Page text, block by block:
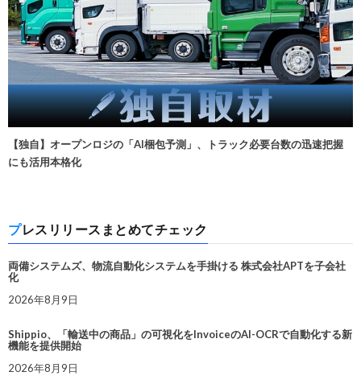
【独自】オープンロジの「AI梱包予測」、トラック必要台数の迅速把握
にも活用本格化
プレスリリースまとめてチェック
両備システムズ、物流自動化システムを手掛ける 株式会社APTを子会社
化
2026年8月9日
Shippio、「輸送中の商品」の可視化をInvoiceのAI-OCRで自動化する新
機能を提供開始
2026年8月9日